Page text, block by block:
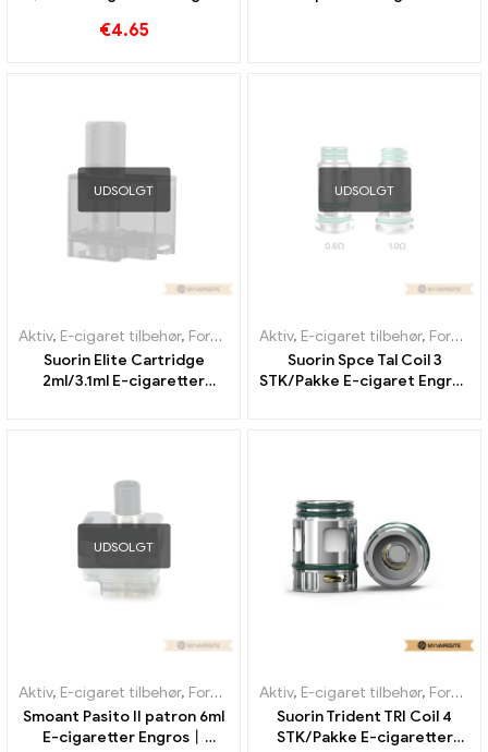
€4.65
UDSOLGT
Aktiv, E-cigaret tilbehør, Fordamper
Suorin Elite Cartridge
2ml/3.1ml E-cigaretter
UDSOLGT
Aktiv, E-cigaret tilbehør, Fordamper
Suorin Spce Tal Coil 3
STK/Pakke E-cigaret Engros
UDSOLGT
Aktiv, E-cigaret tilbehør, Fordamper
Smoant Pasito II patron 6ml
E-cigaretter Engros丨
Aktiv, E-cigaret tilbehør, Fordamper
Suorin Trident TRI Coil 4
STK/Pakke E-cigaretter